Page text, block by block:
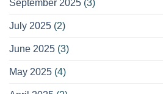
September 2025 (3)
July 2025 (2)
June 2025 (3)
May 2025 (4)